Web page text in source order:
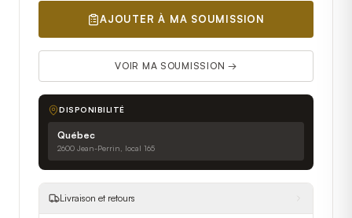
AJOUTER À MA SOUMISSION
VOIR MA SOUMISSION →
DISPONIBILITÉ
Québec
2600 Jean-Perrin, local 165
Livraison et retours